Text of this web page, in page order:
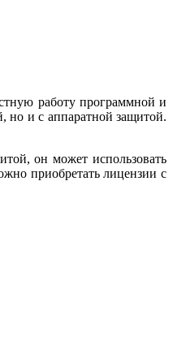
работу программной и
но и с аппаратной защитой.
он может использовать
приобретать лицензии с